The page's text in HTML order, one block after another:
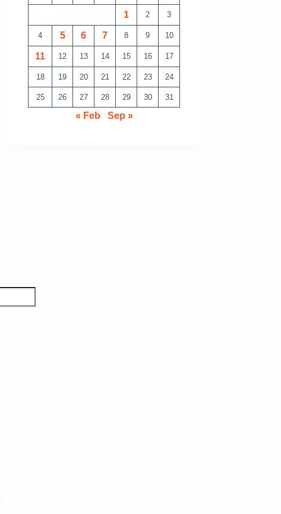
1 2 3
4 5 6 7 8 9 10
11 12 13 14 15 16 17
18 19 20 21 22 23 24
25 26 27 28 29 30 31
« Feb Sep »